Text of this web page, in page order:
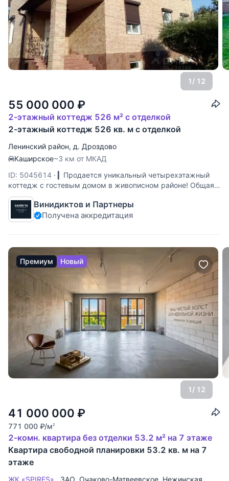
1/ 12
55 000 000 ₽
2-этажный коттедж 526 м² с отделкой
2-этажный коттедж 526 кв. м с отделкой
Ленинский район, д. Дроздово
Каширское~3 км от МКАД
ID: 5045614 · ▎Продается уникальный четырехэтажный
коттедж с гостевым домом в живописном районе! Общая
площадь основного дома: 418.5 м², гостевого дома: 108
м². Участок: 15 соток. Всего в 2 км от МКАД, в
экологически чистом районе ТЛПХ Дроздовой-2, вы
Винидиктов и Партнеры
Получена аккредитация
Премиум Новый
1/ 12
41 000 000 ₽
771 000 ₽/м2
2-комн. квартира без отделки 53.2 м² на 7 этаже
Квартира свободной планировки 53.2 кв. м на 7
этаже
ЖК «SPIRES» ЗАО Очаково-Матвеевское Нежинская